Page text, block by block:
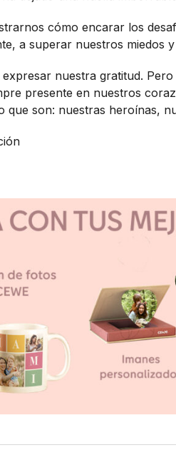
cómo encarar los
a superar nuestros miedos
nuestra gratitud.
presente en nuestros
son: nuestras heroínas,